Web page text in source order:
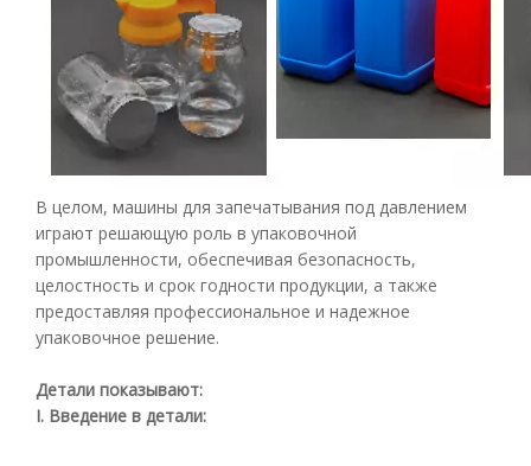
В целом, машины для запечатывания под давлением
играют решающую роль в упаковочной
промышленности, обеспечивая безопасность,
целостность и срок годности продукции, а также
предоставляя профессиональное и надежное
упаковочное решение.
Детали показывают:
I. Введение в детали: